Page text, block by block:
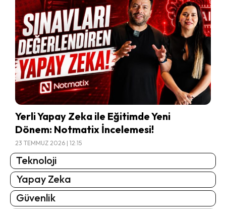
Yerli Yapay Zeka ile Eğitimde Yeni
Dönem: Notmatix İncelemesi!
23 TEMMUZ 2026 | 12:15
Teknoloji
Yapay Zeka
Güvenlik